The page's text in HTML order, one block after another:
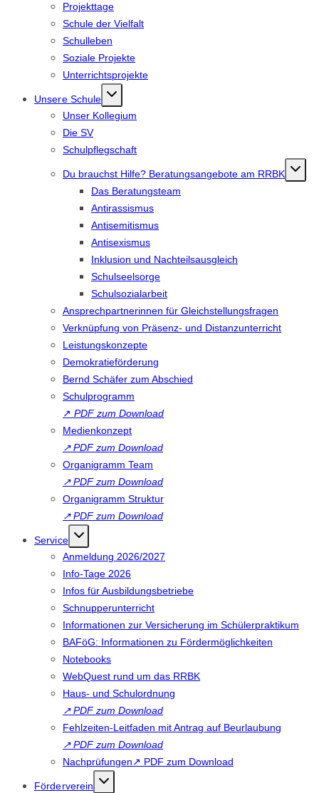
Projekttage
Schule der Vielfalt
Schulleben
Soziale Projekte
Unterrichtsprojekte
Unsere Schule
Unser Kollegium
Die SV
Schulpflegschaft
Du brauchst Hilfe? Beratungsangebote am RRBK
Das Beratungsteam
Antirassismus
Antisemitismus
Antisexismus
Inklusion und Nachteilsausgleich
Schulseelsorge
Schulsozialarbeit
Ansprechpartnerinnen für Gleichstellungsfragen
Verknüpfung von Präsenz- und Distanzunterricht
Leistungskonzepte
Demokratieförderung
Bernd Schäfer zum Abschied
Schulprogramm
↗ PDF zum Download
Medienkonzept
↗ PDF zum Download
Organigramm Team
↗ PDF zum Download
Organigramm Struktur
↗ PDF zum Download
Service
Anmeldung 2026/2027
Info-Tage 2026
Infos für Ausbildungsbetriebe
Schnupperunterricht
Informationen zur Versicherung im Schülerpraktikum
BAFöG: Informationen zu Fördermöglichkeiten
Notebooks
WebQuest rund um das RRBK
Haus- und Schulordnung
↗ PDF zum Download
Fehlzeiten-Leitfaden mit Antrag auf Beurlaubung
↗ PDF zum Download
Nachprüfungen↗ PDF zum Download
Förderverein